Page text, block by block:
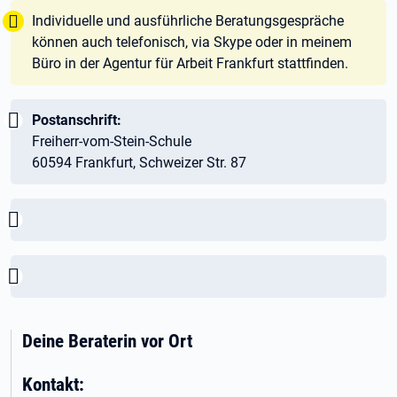
Tipp:
Individuelle und ausführliche Beratungsgespräche
können auch telefonisch, via Skype oder in meinem
Büro in der Agentur für Arbeit Frankfurt stattfinden.
Wichtig:
Postanschrift:
Freiherr-vom-Stein-Schule
60594 Frankfurt, Schweizer Str. 87
Deine Beraterin vor Ort
Kontakt: